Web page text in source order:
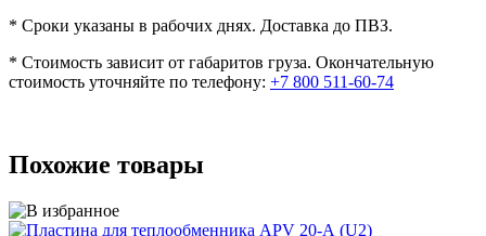
* Сроки указаны в рабочих днях. Доставка до ПВЗ.
* Стоимость зависит от габаритов груза. Окончательную
стоимость уточняйте по телефону: +7 800 511-60-74
Похожие товары